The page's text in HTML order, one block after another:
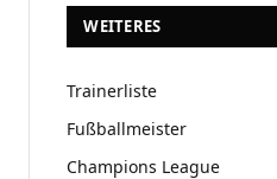
WEITERES
Trainerliste
Fußballmeister
Champions League